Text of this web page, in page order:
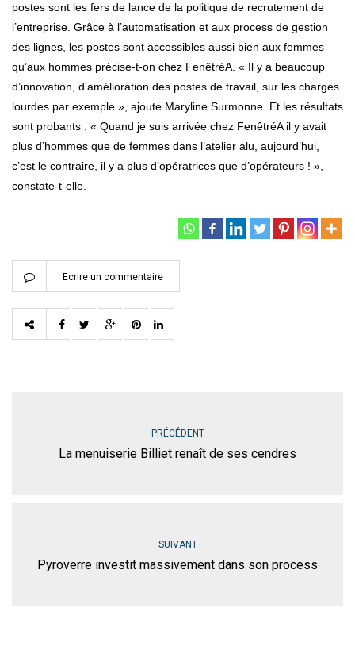
postes sont les fers de lance de la politique de recrutement de
l’entreprise. Grâce à l’automatisation et aux process de gestion
des lignes, les postes sont accessibles aussi bien aux femmes
qu’aux hommes précise-t-on chez FenêtréA. « Il y a beaucoup
d’innovation, d’amélioration des postes de travail, sur les charges
lourdes par exemple », ajoute Maryline Surmonne. Et les résultats
sont probants : « Quand je suis arrivée chez FenêtréA il y avait
plus d’hommes que de femmes dans l’atelier alu, aujourd’hui,
c’est le contraire, il y a plus d’opératrices que d’opérateurs ! »,
constate-t-elle.
Ecrire un commentaire
PRÉCÉDENT
La menuiserie Billiet renaît de ses cendres
SUIVANT
Pyroverre investit massivement dans son process